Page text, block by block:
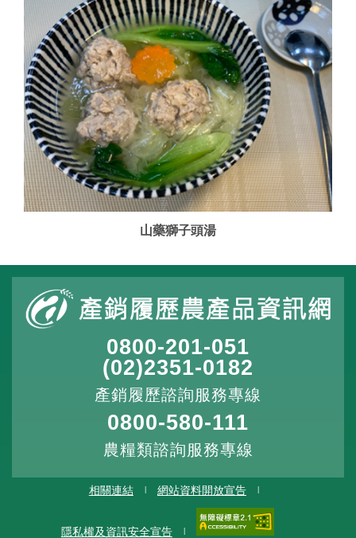
作業種類(Process)：
有害生物防治
作業內容(Detail)：
施用防治資材
2024/03/17
田間栽培管理
作業內容(Detail)：
灌溉/澆水
2024/03/22
作業種類(Process)：
維生素B2(mg) 0.03 菸鹼素(mg) 0.46
維生素B6(mg) 0.11 維生素B12(ug)
葉酸(ug) 維生素C(mg) 17.3
山藥獅子頭湯
0800-201-051
(02)2351-0182
產銷履歷諮詢服務專線
0800-580-111
農糧類諮詢服務專線
相關連結 網站資料開放宣告
隱私權及資訊安全宣告